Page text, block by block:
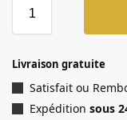
Livraison gratuite
Satisfait ou
Expédition sous